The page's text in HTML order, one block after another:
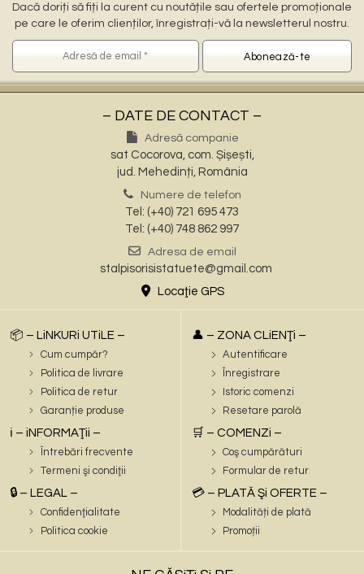
Dacă doriți să fiți la curent cu noutățile sau ofertele promoționale
pe care le oferim clienților, înregistrați-vă la newsletterul nostru.
– DATE DE CONTACT –
Adresă companie
sat Cocorova, com. Șișești,
jud. Mehedinți, România
Numere de telefon
Tel: (+40) 721 695 473
Tel: (+40) 748 862 997
Adresa de email
stalpisorisistatuete@gmail.com
Locaţie GPS
📦 – LiNKURi UTiLE –
Cum cumpăr?
Politica de livrare
Politica de retur
Garanție produse
ℹ️ – iNFORMAŢii –
Întrebări frecvente
Termeni şi condiţii
🔒 – LEGAL –
Confidenţialitate
Politica cookie
👤 – ZONA CLiENŢi –
Autentificare
Înregistrare
Istoric comenzi
Resetare parolă
🛒 – COMENZi –
Coş cumpărături
Formular de retur
💳 – PLATĂ Şi OFERTE –
Modalități de plată
Promoții